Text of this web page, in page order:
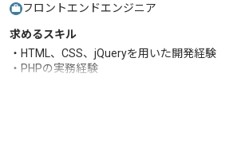
フロントエンドエンジニア
求めるスキル
・HTML、CSS、jQueryを用いた開発経験
・PHPの実務経験